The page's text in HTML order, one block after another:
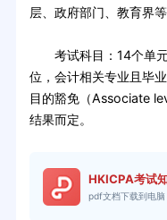
层、政府部门、教育界等
考试科目：14个单元
位，会计相关专业且毕
目的豁免（Associate
结果而定。
HKICPA考试
pdf文档下载到电